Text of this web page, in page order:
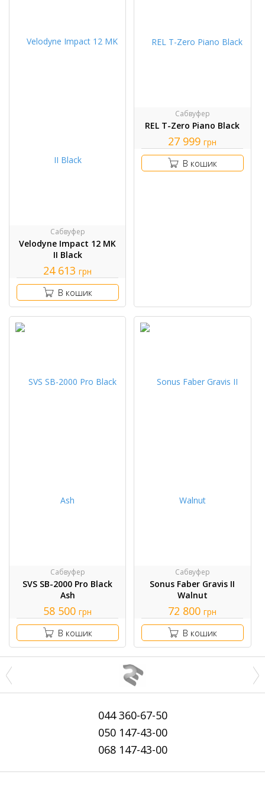
Сабвуфер
Velodyne Impact 12 MK
II Black
24 613 грн
В кошик
Сабвуфер
REL T-Zero Piano Black
27 999 грн
В кошик
Сабвуфер
SVS SB-2000 Pro Black
Ash
58 500 грн
В кошик
Сабвуфер
Sonus Faber Gravis II
Walnut
72 800 грн
В кошик
044360-67-50
050147-43-00
068147-43-00